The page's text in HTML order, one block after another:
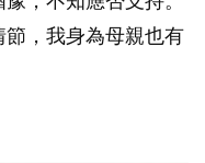
，我身為母親也有